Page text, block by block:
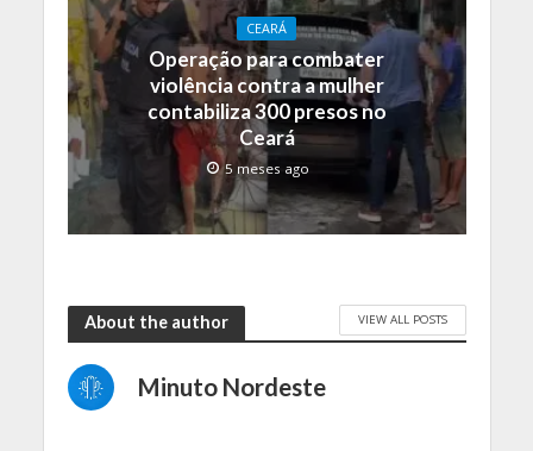
CEARÁ
Operação para combater
violência contra a mulher
contabiliza 300 presos no
Ceará
5 meses ago
About the author VIEW ALL POSTS
Minuto Nordeste